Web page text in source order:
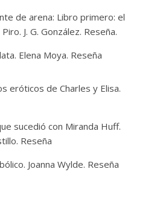
de arena: Libro primero: el
J. G. González. Reseña.
Elena Moya. Reseña
eróticos de Charles y Elisa.
sucedió con Miranda Huff.
Reseña
Joanna Wylde. Reseña